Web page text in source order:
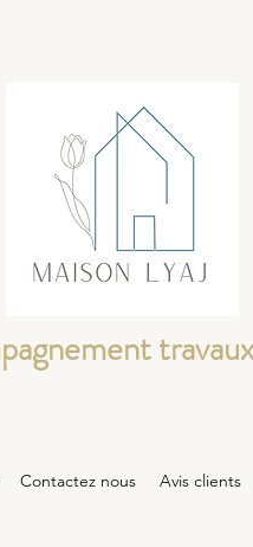
Contactez nous Avis clients